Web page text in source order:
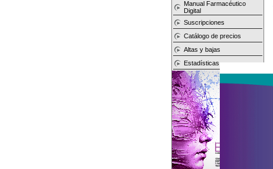
Manual Farmacéutico
Digital
Suscripciones
Catálogo de precios
Altas y bajas
Estadísticas